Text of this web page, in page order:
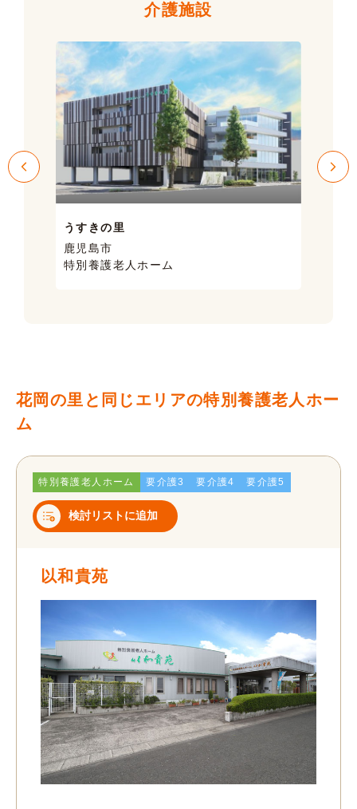
介護施設
うすきの里
鹿児島市
特別養護老人ホーム
花岡の里と同じエリアの特別養護老人ホー
ム
特別養護老人ホーム 要介護3 要介護4 要介護5
検討リストに追加
以和貴苑